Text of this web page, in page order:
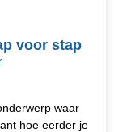
voor stap
waar
hoe eerder je